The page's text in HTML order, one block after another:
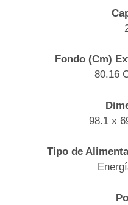
Fondo (Cm)
80.16
98.1 x
Tipo de